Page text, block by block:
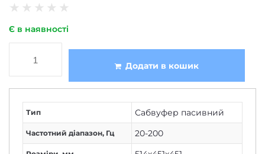
★ ★ ★ ★ ★
Є в наявності
Додати в кошик
Тип Сабвуфер пасивний
Частотний діапазон, Гц 20-200